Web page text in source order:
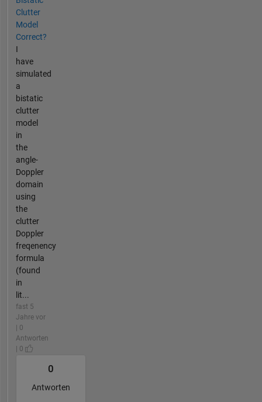
Clutter
Model
Correct?
I
have
simulated
a
bistatic
clutter
model
in
the
angle-
Doppler
domain
using
the
clutter
Doppler
freqenency
formula
(found
in
lit...
fast 5
Jahre vor
| 0
Antworten
| 0
0
Antworten